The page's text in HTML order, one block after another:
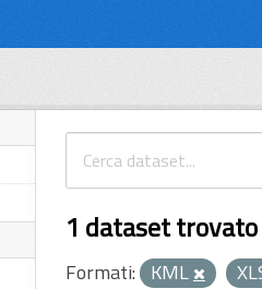
1 dataset trovato
Formati: KML